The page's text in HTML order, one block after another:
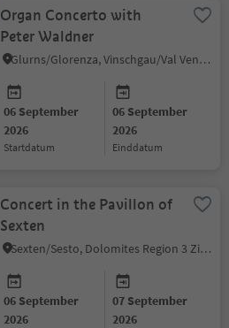
Organ Concerto with
Peter Waldner
Glurns/Glorenza, Vinschgau/Val Venosta
06 September
2026
startdatum
06 September
2026
einddatum
Concert in the Pavillon of
Sexten
Sexten/Sesto, Dolomites Region 3 Zinnen
06 September
2026
07 September
2026